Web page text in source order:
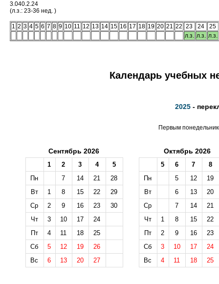
3.040.2.24
(л.з.: 23-36 нед. )
1 2 3 4 5 6 7 8 9 10 11 12 13 14 15 16 17 18 19 20 21 22 23 24
25
л.з. л.з. л.з.
Календарь учебных
2025 -
Первым
Сентябрь 2026
1 2 3 4
5
Пн
7 14 21
28
Вт
1 8 15 22
29
Ср
2 9 16 23
30
Чт
3 10 17
24
Пт
4 11 18
25
Сб
5 12 19
26
Вс
6 13 20 27
Октябрь 2026
5 6 7
8
Пн
5 12
19
Вт
6 13
20
Ср
7 14
21
Чт
1 8 15
22
Пт
2 9 16
23
Сб
3 10 17
24
Вс
4 11 18 25